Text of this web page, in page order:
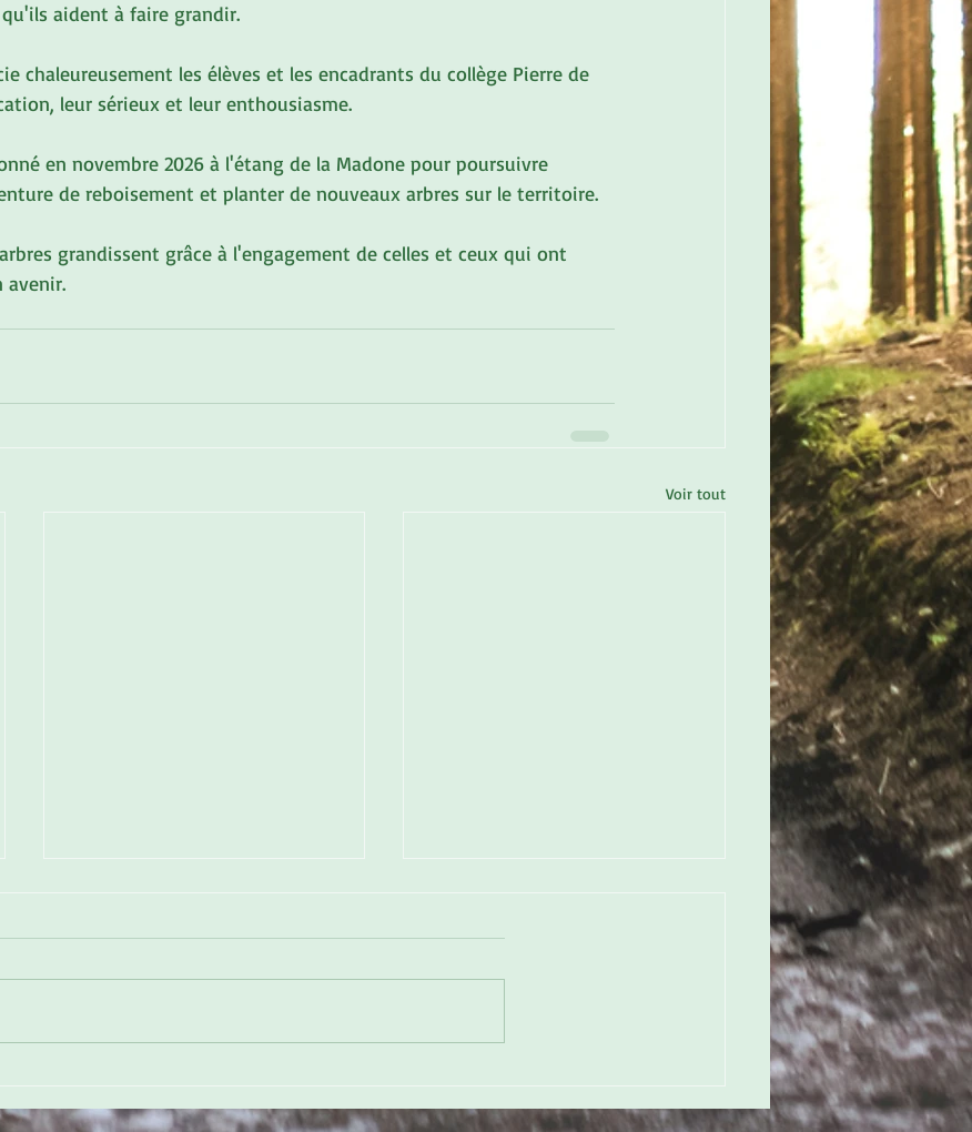
aident à faire grandir.
chaleureusement les élèves et les encadrants du collège Pierre de
leur sérieux et leur enthousiasme.
en novembre 2026 à l'étang de la Madone pour poursuivre
de reboisement et planter de nouveaux arbres sur le territoire.
grandissent grâce à l'engagement de celles et ceux qui ont
avenir.
Voir tout
les écoles
mobilisation